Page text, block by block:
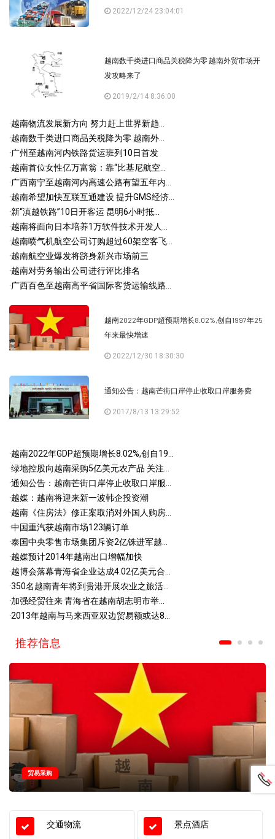
2022/12/24 23:04:01
越南数千类进口商品关税降为零 越南外贸市场开
发攻略来了
2019/2/14 8:36:00
·越南物流发展新方向 努力赶上世界新趋...
·越南数千类进口商品关税降为零 越南外...
·广州至越南河内铁路货运班列10日首发
·越南首位女性亿万富翁：靠“比基尼航空...
·广西南宁至越南河内高速公路有望五年内...
·越南希望加快互联互通建设 提升GMS经济...
·新“滇越铁路”10日开客运 昆明6小时抵...
·越南将面向日本培养1万软件技术开发人...
·越南喷气机航空公司订购超过60架空客飞...
·越南航空业爆发将跻身新兴市场前三
·越南对劳务输出公司进行评比排名
·广西百色至越南高平省国际客货运输线路...
越南2022年GDP超预期增长8.02%,创自1997年25
年来最快增速
2022/12/30 18:30:30
通知公告：越南芒街口岸停止收取口岸服务费
2017/8/13 13:29:52
·越南2022年GDP超预期增长8.02%,创自19...
·绿地控股向越南采购5亿美元农产品 关注...
·通知公告：越南芒街口岸停止收取口岸服...
·越媒：越南将迎来新一波韩企投资潮
·越南《住房法》修正案取消对外国人购房...
·中国重汽获越南市场123辆订单
·泰国中央零售市场集团斥资2亿铢进军越...
·越媒预计2014年越南出口增幅加快
·越博会落幕青海省企业达成4.02亿美元合...
·350名越南青年将到贵港开展农业之旅活...
·加强经贸往来 青海省在越南胡志明市举...
·2013年越南与马来西亚双边贸易额或达8...
推荐信息
贸易采购
交通物流 景点酒店